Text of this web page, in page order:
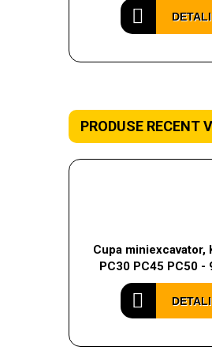
PRODUSE RECENT
Cupa miniexcavator,
PC30 PC45 PC50 -